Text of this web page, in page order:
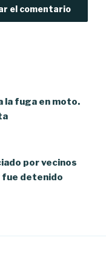
la fuga en moto.
por vecinos
fue detenido